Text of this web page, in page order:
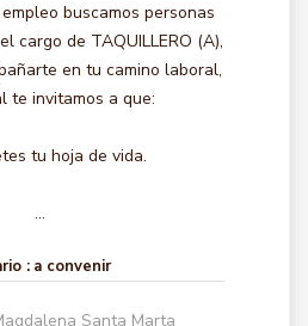
buscamos personas
cargo de TAQUILLERO (A),
en tu camino laboral,
te invitamos a que:
tu hoja de vida.
...
: a convenir
Santa Marta